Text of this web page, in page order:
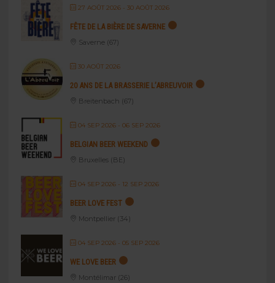
27 AOÛT 2026- 30 AOÛT 2026
FÊTE DE LA BIÈRE DE SAVERNE
Saverne (67)
30 AOÛT 2026
20 ANS DE LA BRASSERIE L’ABREUVOIR
Breitenbach (67)
04 SEP 2026- 06 SEP 2026
BELGIAN BEER WEEKEND
Bruxelles (BE)
04 SEP 2026- 12 SEP 2026
BEER LOVE FEST
Montpellier (34)
04 SEP 2026- 05 SEP 2026
WE LOVE BEER
Montélimar (26)